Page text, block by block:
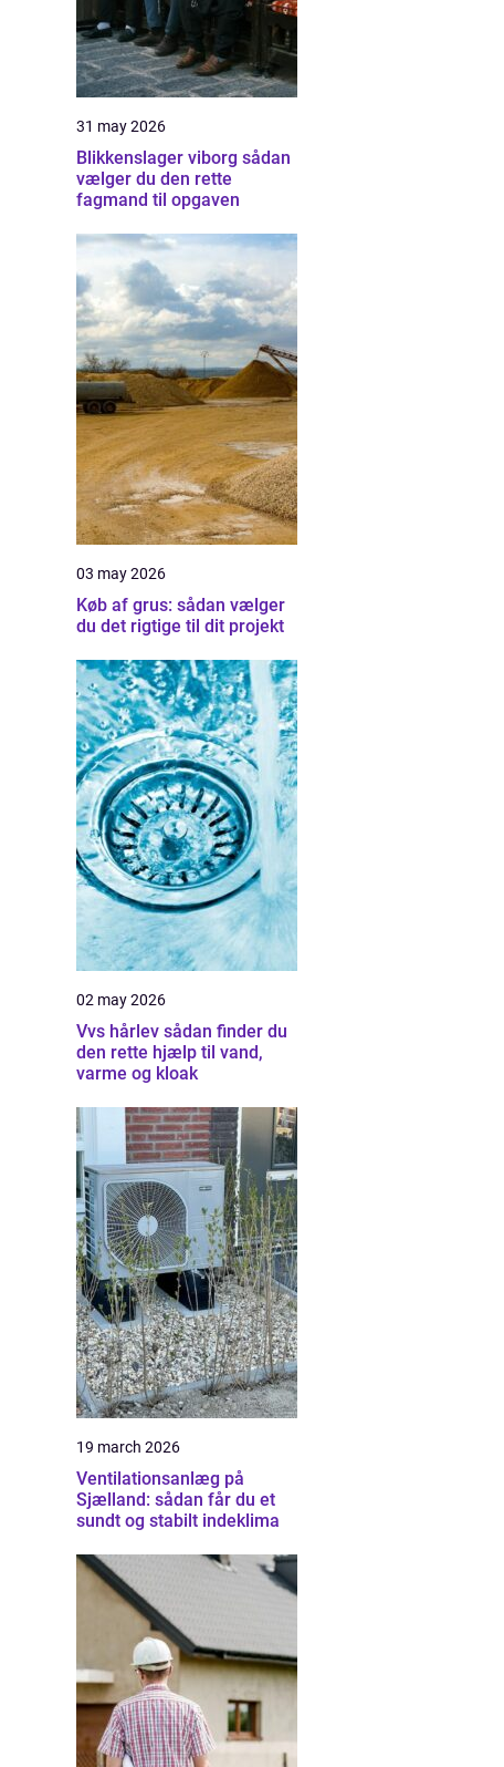
31 may 2026
Blikkenslager viborg sådan
vælger du den rette
fagmand til opgaven
03 may 2026
Køb af grus: sådan vælger
du det rigtige til dit projekt
02 may 2026
Vvs hårlev sådan finder du
den rette hjælp til vand,
varme og kloak
19 march 2026
Ventilationsanlæg på
Sjælland: sådan får du et
sundt og stabilt indeklima